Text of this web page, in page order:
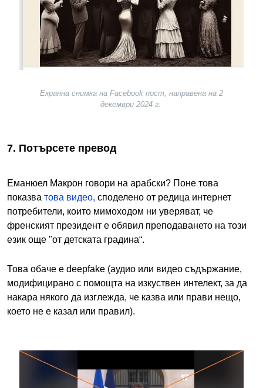
Екранна снимка на Facebook пост, направена на 2
декември 2024 г.
7. Потърсете превод
Еманюел Макрон говори на арабски? Поне това
показва това видео, споделено от редица интернет
потребители, които мимоходом ни уверяват, че
френският президент е обявил преподаването на този
език още "от детската градина“.
Това обаче е deepfake (аудио или видео съдържание,
модифицирано с помощта на изкуствен интелект, за да
накара някого да изглежда, че казва или прави нещо,
което не е казал или правил).
Image